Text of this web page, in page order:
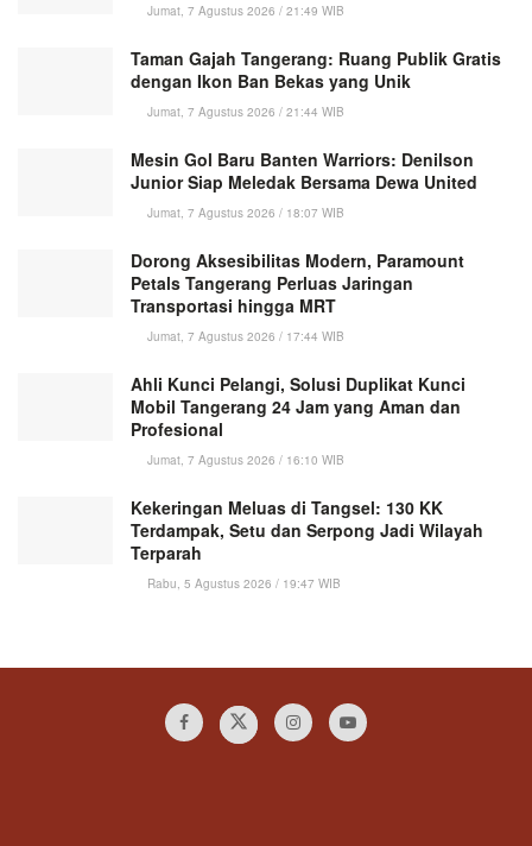
Jumat, 7 Agustus 2026 / 21:49 WIB
Taman Gajah Tangerang: Ruang Publik Gratis
dengan Ikon Ban Bekas yang Unik
Jumat, 7 Agustus 2026 / 21:44 WIB
Mesin Gol Baru Banten Warriors: Denilson
Junior Siap Meledak Bersama Dewa United
Jumat, 7 Agustus 2026 / 18:07 WIB
Dorong Aksesibilitas Modern, Paramount
Petals Tangerang Perluas Jaringan
Transportasi hingga MRT
Jumat, 7 Agustus 2026 / 17:44 WIB
Ahli Kunci Pelangi, Solusi Duplikat Kunci
Mobil Tangerang 24 Jam yang Aman dan
Profesional
Jumat, 7 Agustus 2026 / 16:10 WIB
Kekeringan Meluas di Tangsel: 130 KK
Terdampak, Setu dan Serpong Jadi Wilayah
Terparah
Rabu, 5 Agustus 2026 / 19:47 WIB